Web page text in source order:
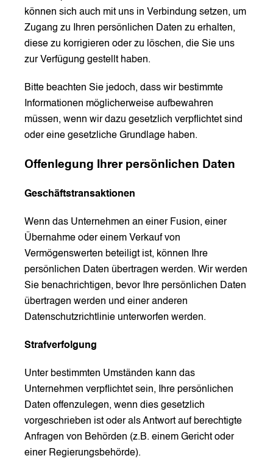
können sich auch mit uns in Verbindung setzen, um
Zugang zu Ihren persönlichen Daten zu erhalten,
diese zu korrigieren oder zu löschen, die Sie uns
zur Verfügung gestellt haben.
Bitte beachten Sie jedoch, dass wir bestimmte
Informationen möglicherweise aufbewahren
müssen, wenn wir dazu gesetzlich verpflichtet sind
oder eine gesetzliche Grundlage haben.
Offenlegung Ihrer persönlichen Daten
Geschäftstransaktionen
Wenn das Unternehmen an einer Fusion, einer
Übernahme oder einem Verkauf von
Vermögenswerten beteiligt ist, können Ihre
persönlichen Daten übertragen werden. Wir werden
Sie benachrichtigen, bevor Ihre persönlichen Daten
übertragen werden und einer anderen
Datenschutzrichtlinie unterworfen werden.
Strafverfolgung
Unter bestimmten Umständen kann das
Unternehmen verpflichtet sein, Ihre persönlichen
Daten offenzulegen, wenn dies gesetzlich
vorgeschrieben ist oder als Antwort auf berechtigte
Anfragen von Behörden (z.B. einem Gericht oder
einer Regierungsbehörde).